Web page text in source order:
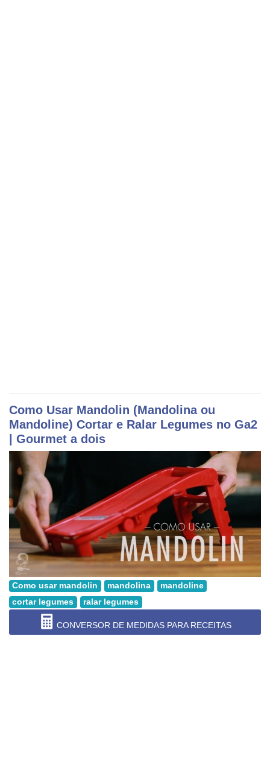
Como Usar Mandolin (Mandolina ou
Mandoline) Cortar e Ralar Legumes no Ga2
| Gourmet a dois
Como usar mandolin mandolina
mandoline
cortar legumes
ralar legumes
CONVERSOR DE MEDIDAS PARA RECEITAS